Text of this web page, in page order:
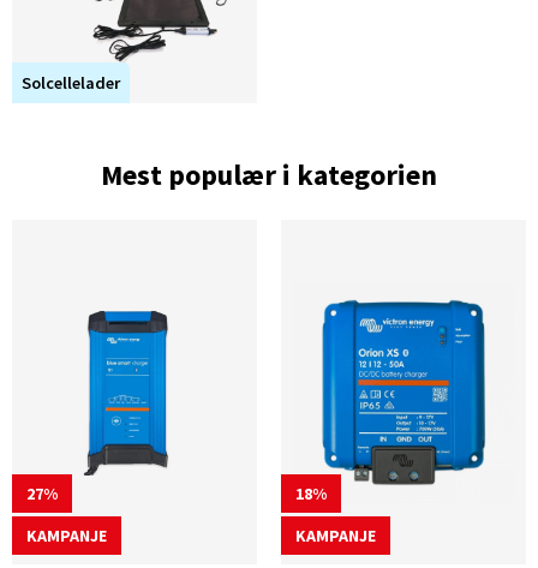
Solcellelader
Mest populær i kategorien
27
KAMPANJE
18
KAMPANJE